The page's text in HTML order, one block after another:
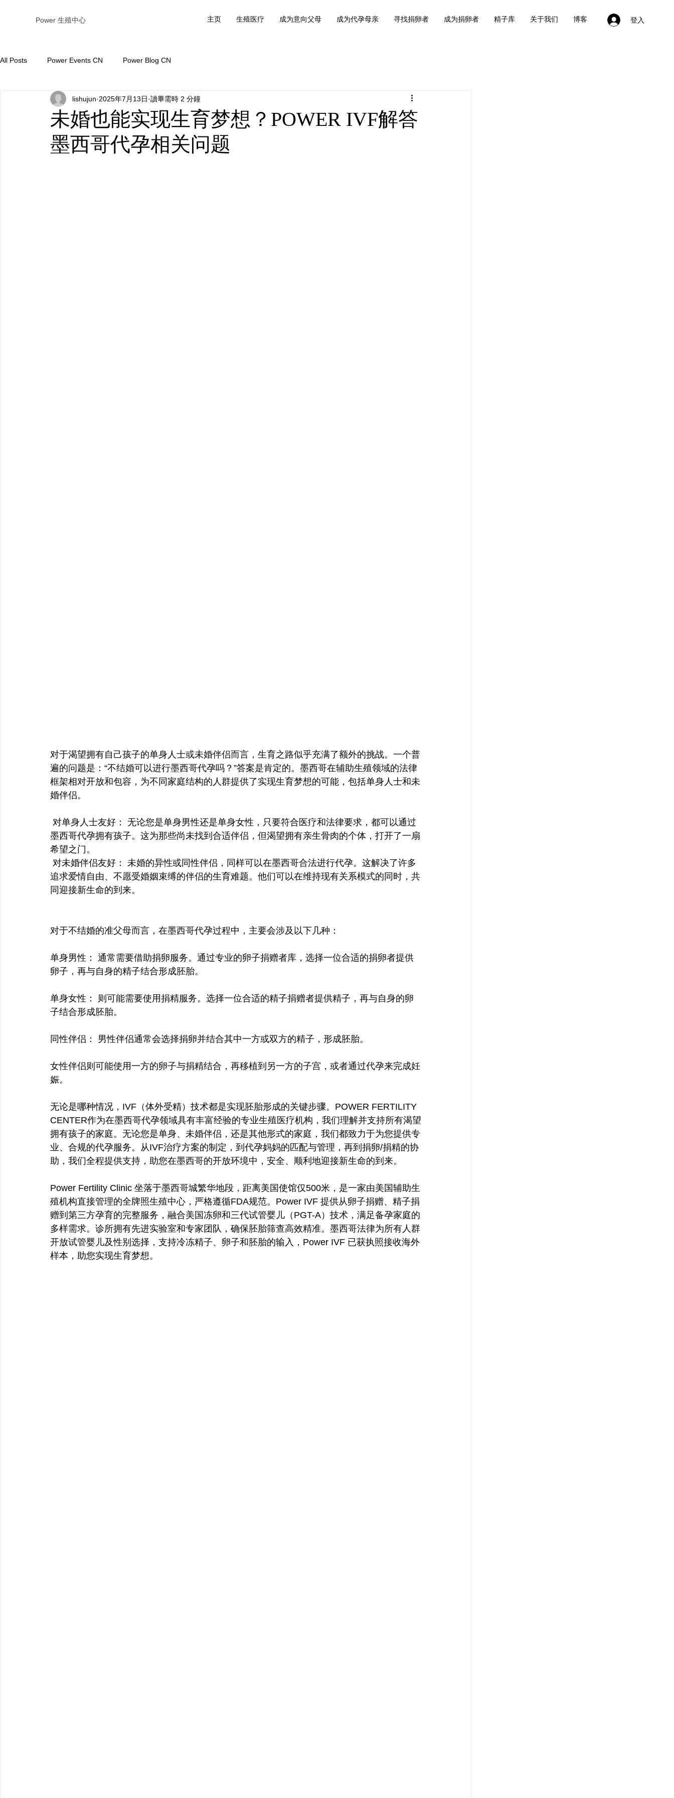
Power 生殖中心 主页 生殖医疗 成为意向父母 成为代孕母亲 寻找捐卵者 成为捐卵者 精子库 关于我们 博客 登入
All Posts Power Events CN Power Blog CN
未婚也能实现生育梦想？POWER IVF解答
墨西哥代孕相关问题
lishujun 2025年7月13日 讀畢需時 2 分鐘
对于渴望拥有自己孩子的单身人士或未婚伴侣而言，生育之路似乎充满了额外的挑战。一个普
遍的问题是：“不结婚可以进行墨西哥代孕吗？”答案是肯定的。墨西哥在辅助生殖领域的法律
框架相对开放和包容，为不同家庭结构的人群提供了实现生育梦想的可能，包括单身人士和未
婚伴侣。
对单身人士友好： 无论您是单身男性还是单身女性，只要符合医疗和法律要求，都可以通过
墨西哥代孕拥有孩子。这为那些尚未找到合适伴侣，但渴望拥有亲生骨肉的个体，打开了一扇
希望之门。
对未婚伴侣友好： 未婚的异性或同性伴侣，同样可以在墨西哥合法进行代孕。这解决了许多
追求爱情自由、不愿受婚姻束缚的伴侣的生育难题。他们可以在维持现有关系模式的同时，共
同迎接新生命的到来。
对于不结婚的准父母而言，在墨西哥代孕过程中，主要会涉及以下几种：
单身男性： 通常需要借助捐卵服务。通过专业的卵子捐赠者库，选择一位合适的捐卵者提供
卵子，再与自身的精子结合形成胚胎。
单身女性： 则可能需要使用捐精服务。选择一位合适的精子捐赠者提供精子，再与自身的卵
子结合形成胚胎。
同性伴侣： 男性伴侣通常会选择捐卵并结合其中一方或双方的精子，形成胚胎。
女性伴侣则可能使用一方的卵子与捐精结合，再移植到另一方的子宫，或者通过代孕来完成妊
娠。
无论是哪种情况，IVF（体外受精）技术都是实现胚胎形成的关键步骤。POWER FERTILITY
CENTER作为在墨西哥代孕领域具有丰富经验的专业生殖医疗机构，我们理解并支持所有渴望
拥有孩子的家庭。无论您是单身、未婚伴侣，还是其他形式的家庭，我们都致力于为您提供专
业、合规的代孕服务。从IVF治疗方案的制定，到代孕妈妈的匹配与管理，再到捐卵/捐精的协
助，我们全程提供支持，助您在墨西哥的开放环境中，安全、顺利地迎接新生命的到来。
Power Fertility Clinic 坐落于墨西哥城繁华地段，距离美国使馆仅500米，是一家由美国辅助生
殖机构直接管理的全牌照生殖中心，严格遵循FDA规范。Power IVF 提供从卵子捐赠、精子捐
赠到第三方孕育的完整服务，融合美国冻卵和三代试管婴儿（PGT-A）技术，满足备孕家庭的
多样需求。诊所拥有先进实验室和专家团队，确保胚胎筛查高效精准。墨西哥法律为所有人群
开放试管婴儿及性别选择，支持冷冻精子、卵子和胚胎的输入，Power IVF 已获执照接收海外
样本，助您实现生育梦想。